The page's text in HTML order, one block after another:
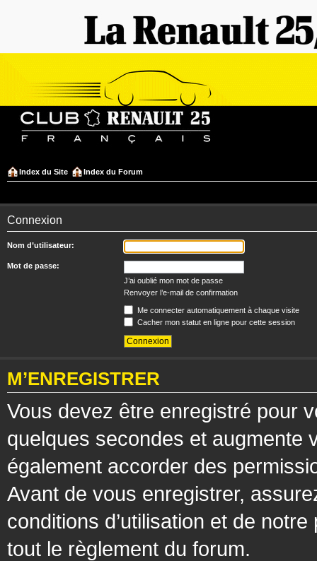
Index du Site Index du Forum
Connexion
Nom d’utilisateur:
Mot de passe:
J’ai oublié mon mot de passe
Renvoyer l’e-mail de confirmation
Me connecter automatiquement à chaque visite
Cacher mon statut en ligne pour cette session
M’ENREGISTRER
Vous devez être enregistré pour
quelques secondes et augmente
également accorder des
Avant de vous enregistrer,
conditions d’utilisation et de
tout le règlement du forum.